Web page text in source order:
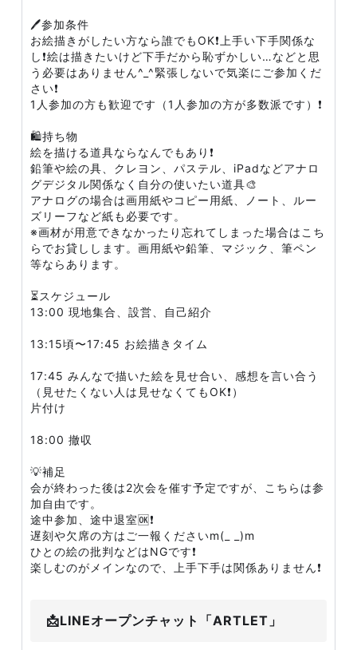
🖊参加条件
お絵描きがしたい方なら誰でもOK❗上手い下手関係な
し❗絵は描きたいけど下手だから恥ずかしい…などと思
う必要はありません^_^緊張しないで気楽にご参加くだ
さい❗
1人参加の方も歓迎です（1人参加の方が多数派です）❗
🛍持ち物
絵を描ける道具ならなんでもあり❗
鉛筆や絵の具、クレヨン、パステル、iPadなどアナロ
グデジタル関係なく自分の使いたい道具🎨
アナログの場合は画用紙やコピー用紙、ノート、ルー
ズリーフなど紙も必要です。
※画材が用意できなかったり忘れてしまった場合はこち
らでお貸しします。画用紙や鉛筆、マジック、筆ペン
等ならあります。
⏳スケジュール
13:00 現地集合、設営、自己紹介
13:15頃〜17:45 お絵描きタイム
17:45 みんなで描いた絵を見せ合い、感想を言い合う
（見せたくない人は見せなくてもOK❗）
片付け
18:00 撤収
💡補足
会が終わった後は2次会を催す予定ですが、こちらは参
加自由です。
途中参加、途中退室🆗❗
遅刻や欠席の方はご一報くださいm(_ _)m
ひとの絵の批判などはNGです❗
楽しむのがメインなので、上手下手は関係ありません❗
📩LINEオープンチャット「ARTLET」